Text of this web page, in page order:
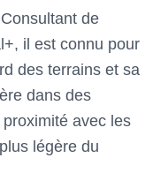
de
il est connu pour
des terrains et sa
dans des
avec les
légère du